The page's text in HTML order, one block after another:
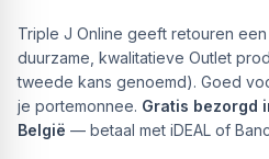
Triple J Online geeft retouren
duurzame, kwalitatieve Outlet
tweede kans genoemd). Goed
je portemonnee. Gratis bezorgd
België — betaal met iDEAL of